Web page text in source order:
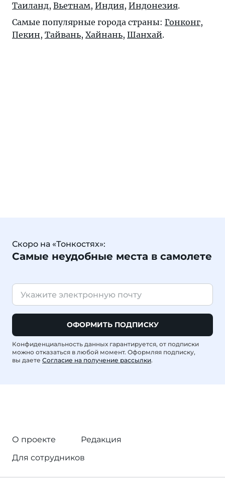
Таиланд, Вьетнам, Индия, Индонезия.
Самые популярные города страны: Гонконг,
Пекин, Тайвань, Хайнань, Шанхай.
Скоро на «Тонкостях»:
Самые неудобные места в самолете
ОФОРМИТЬ ПОДПИСКУ
Конфиденциальность данных гарантируется, от подписки
можно отказаться в любой момент. Оформляя подписку,
вы даете Согласие на получение рассылки.
О проекте
Редакция
Для сотрудников